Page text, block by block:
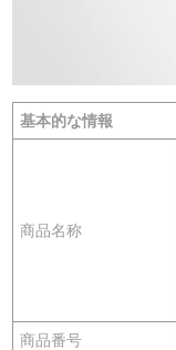
基本的な情報
商品名称
商品番号